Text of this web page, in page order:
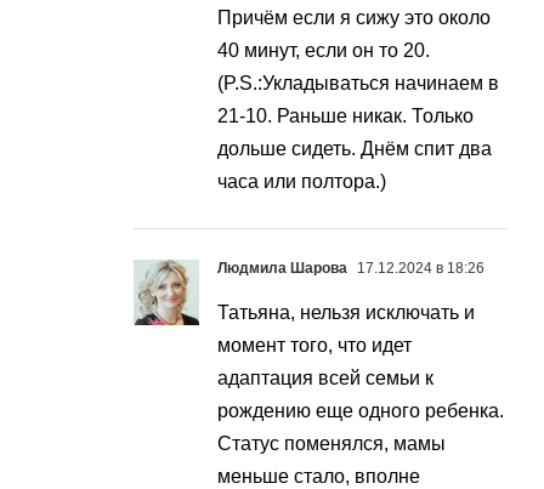
Причём если я сижу это около
40 минут, если он то 20.
(P.S.:Укладываться начинаем в
21-10. Раньше никак. Только
дольше сидеть. Днём спит два
часа или полтора.)
Людмила Шарова 17.12.2024 в 18:26
Татьяна, нельзя исключать и
момент того, что идет
адаптация всей семьи к
рождению еще одного ребенка.
Статус поменялся, мамы
меньше стало, вполне